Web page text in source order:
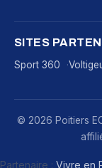
SITES
Sport 360
© 2026 Poitiers
Partenaire : Vivre en